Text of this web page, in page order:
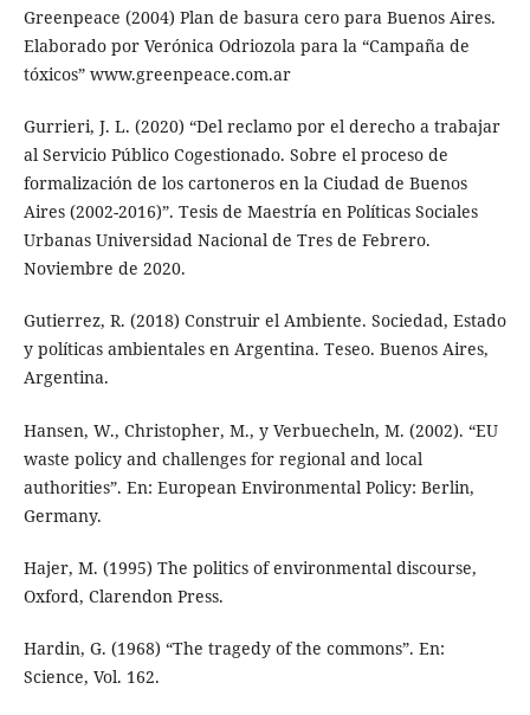
Greenpeace (2004) Plan de basura cero para Buenos Aires.
Elaborado por Verónica Odriozola para la “Campaña de
tóxicos” www.greenpeace.com.ar
Gurrieri, J. L. (2020) “Del reclamo por el derecho a trabajar
al Servicio Público Cogestionado. Sobre el proceso de
formalización de los cartoneros en la Ciudad de Buenos
Aires (2002-2016)”. Tesis de Maestría en Políticas Sociales
Urbanas Universidad Nacional de Tres de Febrero.
Noviembre de 2020.
Gutierrez, R. (2018) Construir el Ambiente. Sociedad, Estado
y políticas ambientales en Argentina. Teseo. Buenos Aires,
Argentina.
Hansen, W., Christopher, M., y Verbuecheln, M. (2002). “EU
waste policy and challenges for regional and local
authorities”. En: European Environmental Policy: Berlin,
Germany.
Hajer, M. (1995) The politics of environmental discourse,
Oxford, Clarendon Press.
Hardin, G. (1968) “The tragedy of the commons”. En:
Science, Vol. 162.